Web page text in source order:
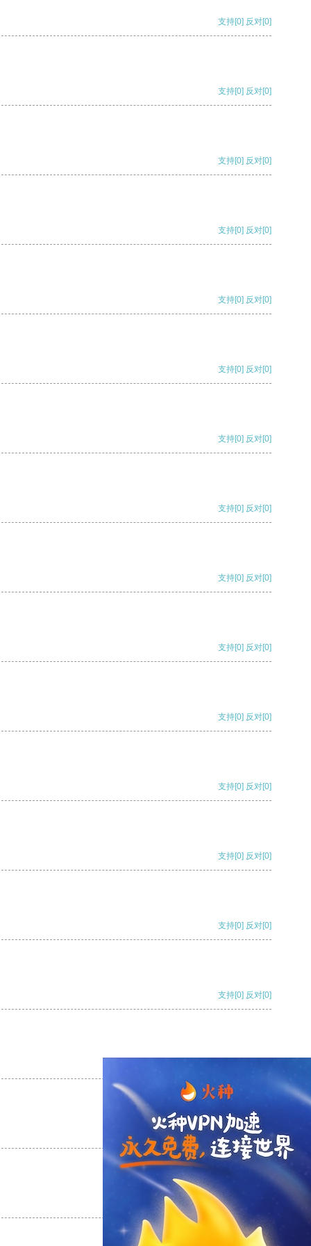
支持[0] 反对[0]
支持[0] 反对[0]
支持[0] 反对[0]
支持[0] 反对[0]
支持[0] 反对[0]
支持[0] 反对[0]
支持[0] 反对[0]
支持[0] 反对[0]
支持[0] 反对[0]
支持[0] 反对[0]
支持[0] 反对[0]
支持[0] 反对[0]
支持[0] 反对[0]
支持[0] 反对[0]
支持[0] 反对[0]
支持 [0] 反对[0]
支持